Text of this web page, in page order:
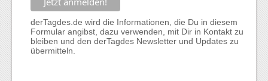
derTagdes.de wird die Informationen, die Du in diesem
Formular angibst, dazu verwenden, mit Dir in Kontakt zu
bleiben und den derTagdes Newsletter und Updates zu
übermitteln.